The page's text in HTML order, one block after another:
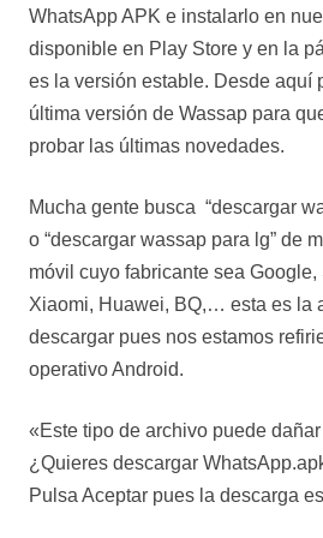
WhatsApp APK e instalarlo en
disponible en Play Store y en la
es la versión estable. Desde aquí
última versión de Wassap para
probar las últimas novedades.
Mucha gente busca “descargar
o “descargar wassap para lg” de
móvil cuyo fabricante sea Google,
Xiaomi, Huawei, BQ,… esta es la
descargar pues nos estamos
operativo Android.
«Este tipo de archivo puede
¿Quieres descargar
Pulsa Aceptar pues la descarga